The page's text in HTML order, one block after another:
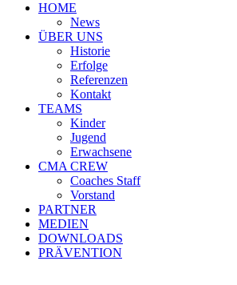
HOME
News
ÜBER UNS
Historie
Erfolge
Referenzen
Kontakt
TEAMS
Kinder
Jugend
Erwachsene
CMA CREW
Coaches Staff
Vorstand
PARTNER
MEDIEN
DOWNLOADS
PRÄVENTION